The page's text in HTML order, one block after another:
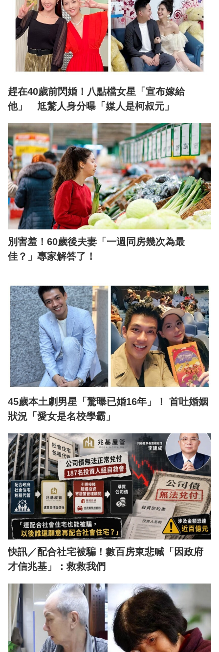
趕在40歲前閃婚！八點檔女星「宣布嫁給
他」 尪驚人身分曝「媒人是柯叔元」
別害羞！60歲後夫妻「一週同房幾次為最
佳？」專家解答了！
45歲本土劇男星「驚曝已婚16年」！ 首吐婚姻
狀況「愛女是名校學霸」
快訊／配合社宅被騙！數百房東悲喊「因政府
才信兆基」：救救我們